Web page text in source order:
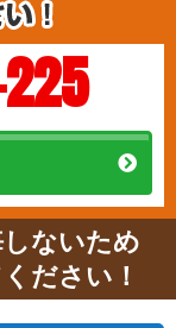
ないため
ださい！